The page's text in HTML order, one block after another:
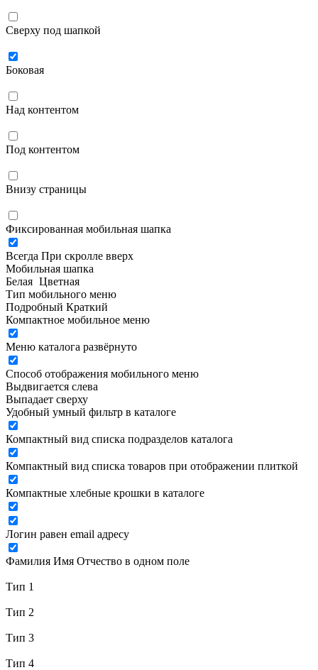
Сверху под шапкой
Боковая
Над контентом
Под контентом
Внизу страницы
Фиксированная мобильная шапка
Всегда При скролле вверх
Мобильная шапка
Белая Цветная
Тип мобильного меню
Подробный Краткий
Компактное мобильное меню
Меню каталога развёрнуто
Способ отображения мобильного меню
Выдвигается слева
Выпадает сверху
Удобный умный фильтр в каталоге
Компактный вид списка подразделов каталога
Компактный вид списка товаров при отображении плиткой
Компактные хлебные крошки в каталоге
Логин равен email адресу
Фамилия Имя Отчество в одном поле
Тип 1
Тип 2
Тип 3
Тип 4